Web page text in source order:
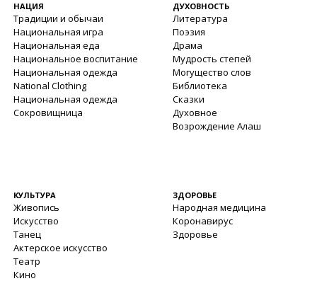
НАЦИЯ
Традиции и обычаи
Национальная игра
Национальная еда
Национальное воспитание
Национальная одежда
National Clothing
Национальная одежда
Сокровищница
ДУХОВНОСТЬ
Литература
Поэзия
Драма
Мудрость степей
Могущество слов
Библиотека
Сказки
Духовное
Возрождение Алаш
КУЛЬТУРА
Живопись
Искусство
Танец
Актерское искусство
Театр
Кино
ЗДОРОВЬЕ
Народная медицина
Коронавирус
Здоровье